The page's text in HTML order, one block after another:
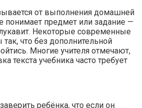
от выполнения домашней
понимает предмет или задание —
лукавит. Некоторые современные
что без дополнительной
Многие учителя отмечают,
текста учебника часто требует
ребёнка, что если он